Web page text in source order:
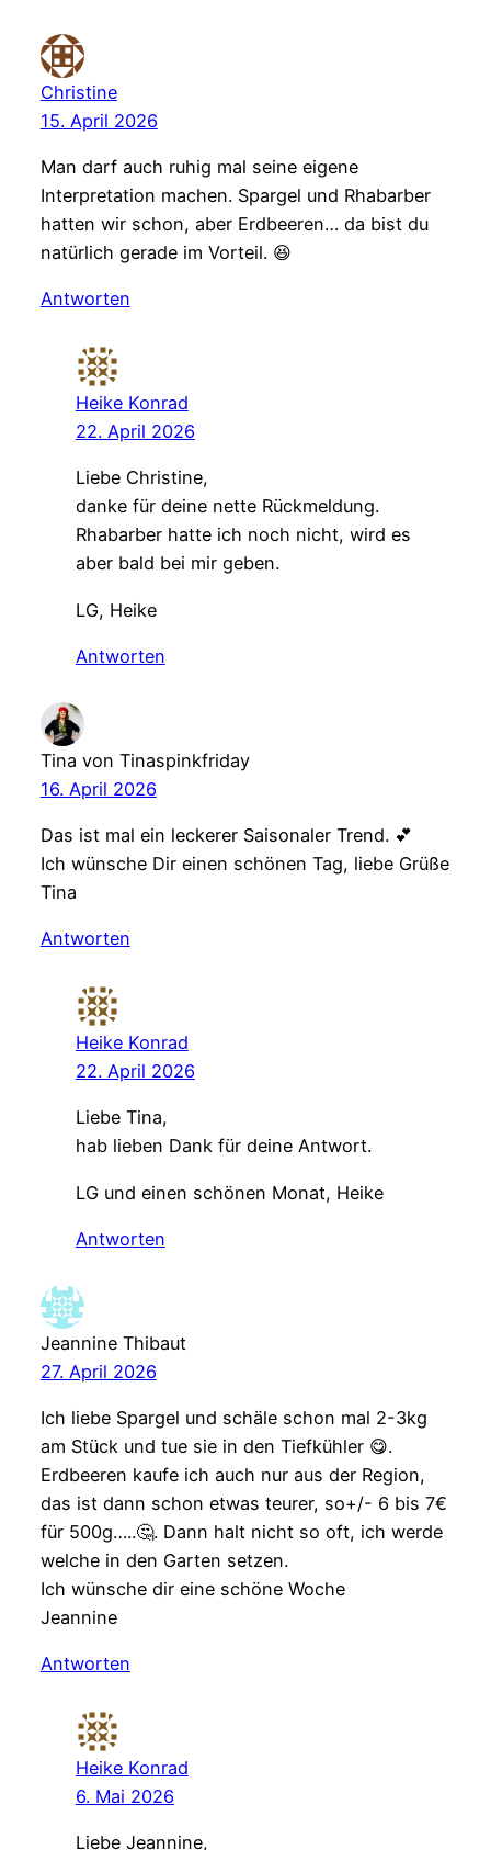
Christine
15. April 2026
Man darf auch ruhig mal seine eigene
Interpretation machen. Spargel und Rhabarber
hatten wir schon, aber Erdbeeren… da bist du
natürlich gerade im Vorteil. 😆
Antworten
Heike Konrad
22. April 2026
Liebe Christine,
danke für deine nette Rückmeldung.
Rhabarber hatte ich noch nicht, wird es
aber bald bei mir geben.
LG, Heike
Antworten
Tina von Tinaspinkfriday
16. April 2026
Das ist mal ein leckerer Saisonaler Trend. 💕
Ich wünsche Dir einen schönen Tag, liebe Grüße
Tina
Antworten
Heike Konrad
22. April 2026
Liebe Tina,
hab lieben Dank für deine Antwort.
LG und einen schönen Monat, Heike
Antworten
Jeannine Thibaut
27. April 2026
Ich liebe Spargel und schäle schon mal 2-3kg
am Stück und tue sie in den Tiefkühler 😋.
Erdbeeren kaufe ich auch nur aus der Region,
das ist dann schon etwas teurer, so+/- 6 bis 7€
für 500g…..🤔. Dann halt nicht so oft, ich werde
welche in den Garten setzen.
Ich wünsche dir eine schöne Woche
Jeannine
Antworten
Heike Konrad
6. Mai 2026
Liebe Jeannine,